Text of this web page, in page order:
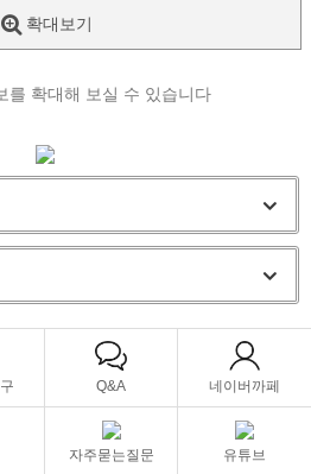
확대보기
를 확대해 보실 수 있습니다
Q&A 네이버까페
자주묻는질문 유튜브